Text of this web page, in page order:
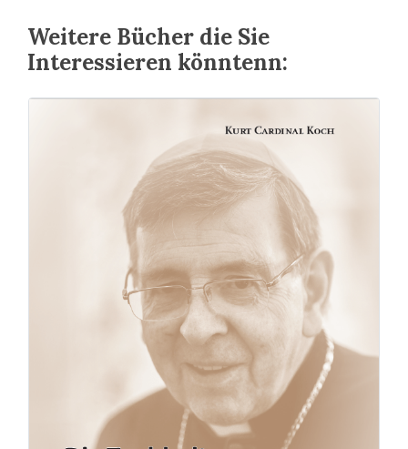
Weitere Bücher die Sie
Interessieren könntenn: